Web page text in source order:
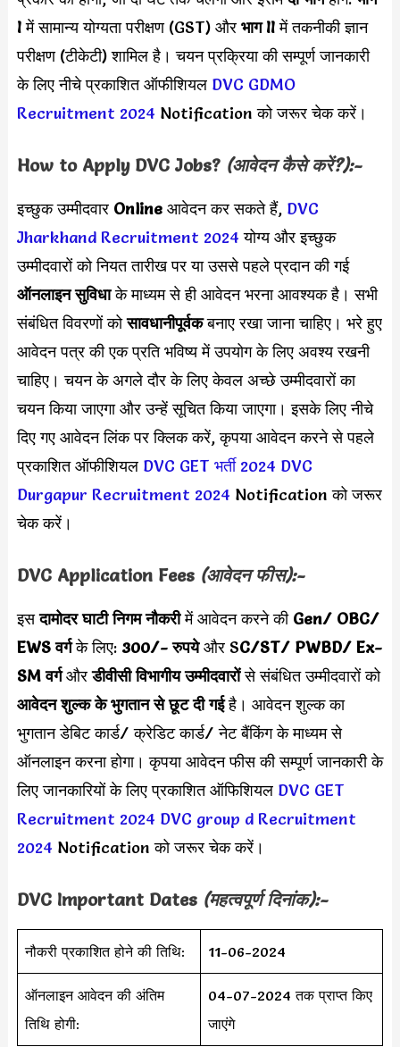
Iमें सामान्य योग्यता परीक्षण (GST) और भाग IIमें तकनीकी ज्ञान
परीक्षण (टीकेटी) शामिल है। चयन प्रक्रिया की सम्पूर्ण जानकारी
के लिए नीचे प्रकाशित ऑफीशियल DVC GDMO
Recruitment 2024 Notification को जरूर चेक करें।
How to Apply DVC Jobs?(आवेदन कैसे करें?):-
इच्छुक उम्मीदवार Online आवेदन कर सकते हैं, DVC
Jharkhand Recruitment 2024 योग्य और इच्छुक
उम्मीदवारों को नियत तारीख पर या उससे पहले प्रदान की गई
ऑनलाइन सुविधाके माध्यम से ही आवेदन भरना आवश्यक है। सभी
संबंधित विवरणों कोसावधानीपूर्वकबनाए रखा जाना चाहिए। भरे हुए
आवेदन पत्र की एक प्रति भविष्य में उपयोग के लिए अवश्य रखनी
चाहिए। चयन के अगले दौर के लिए केवल अच्छे उम्मीदवारों का
चयन किया जाएगा और उन्हें सूचित किया जाएगा। इसके लिए नीचे
दिए गए आवेदन लिंक पर क्लिक करें, कृपया आवेदन करने से पहले
प्रकाशित ऑफीशियल DVC GET भर्ती 2024 DVC
Durgapur Recruitment 2024 Notification को जरूर
चेक करें।
DVC Application Fees (आवेदन फीस):-
इसदामोदर घाटी निगम नौकरीमें आवेदन करने कीGen/ OBC/
EWS वर्गके लिए: 300/- रुपयेऔर SC/ST/ PWBD/ Ex-
SM वर्गऔरडीवीसी विभागीय उम्मीदवारोंसे संबंधित उम्मीदवारों को
आवेदन शुल्क के भुगतान से छूट दी गईहै। आवेदन शुल्क का
भुगतान डेबिट कार्ड/ क्रेडिट कार्ड/ नेट बैंकिंग के माध्यम से
ऑनलाइन करना होगा। कृपया आवेदन फीस की सम्पूर्ण जानकारी के
लिए जानकारियों के लिए प्रकाशित ऑफिशियल DVC GET
Recruitment 2024 DVC group d Recruitment
2024 Notification को जरूर चेक करें।
DVC Important Dates (महत्वपूर्ण दिनांक):-
नौकरी प्रकाशित होने की तिथि: 11-06-2024
ऑनलाइन आवेदन की अंतिम
तिथि होगी:
04-07-2024 तक प्राप्त किए
जाएंगे